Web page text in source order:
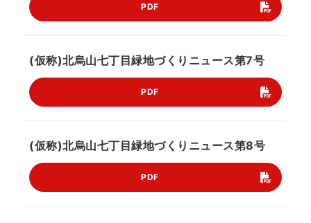
PDF
(仮称)北烏山七丁目緑地づくりニュース第7号
PDF
(仮称)北烏山七丁目緑地づくりニュース第8号
PDF